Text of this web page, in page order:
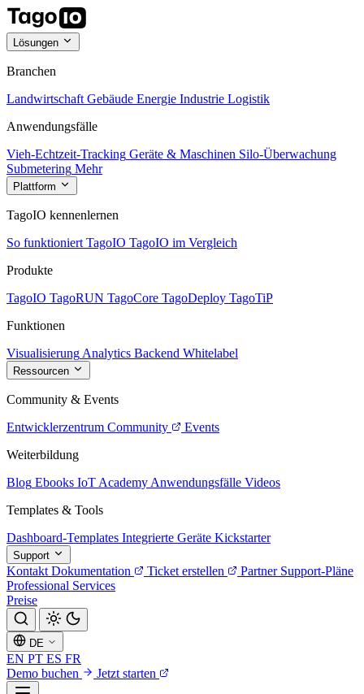
Lösungen
Branchen
Landwirtschaft Gebäude Energie Industrie Logistik
Anwendungsfälle
Vieh-Echtzeit-Tracking Geräte & Maschinen Silo-Überwachung
Submetering Mehr
Plattform
TagoIO kennenlernen
So funktioniert TagoIO TagoIO im Vergleich
Produkte
TagoIO TagoRUN TagoCore TagoDeploy TagoTiP
Funktionen
Visualisierung Analytics Backend Whitelabel
Ressourcen
Community & Events
Entwicklerzentrum Community
Events
Weiterbildung
Blog Ebooks IoT Academy Anwendungsfälle Videos
Templates & Tools
Dashboard-Templates Integrierte Geräte Kickstarter
Support
Kontakt Dokumentation Ticket erstellen Partner Support-Pläne
Professional Services
Preise
DE
EN PT ES FR
Demo buchen
Jetzt starten